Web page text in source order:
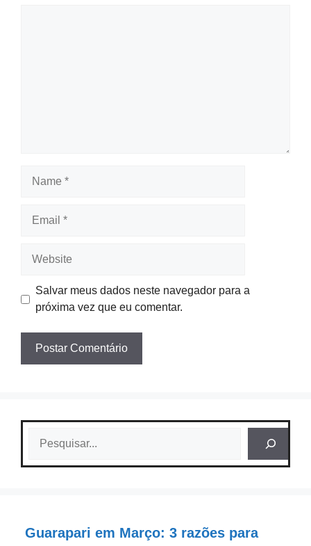
Salvar meus dados neste navegador para a
próxima vez que eu comentar.
Guarapari em Março: 3 razões para